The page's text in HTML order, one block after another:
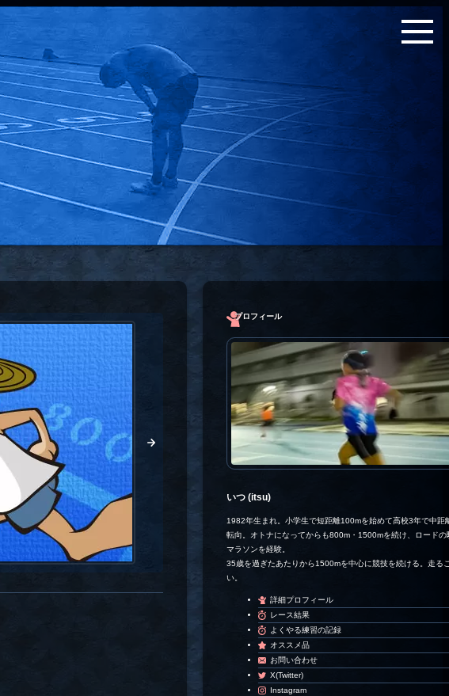
プロフィール
いつ (itsu)
1982年生まれ。小学生で短距離100mを始めて高校3年で中距
転向。オトナになってからも800m・1500mを続け、ロードの
マラソンを経験。
35歳を過ぎたあたりから1500mを中心に競技を続ける。走る
い。
詳細プロフィール
レース結果
よくやる練習の記録
オススメ品
お問い合わせ
X(Twitter)
Instagram